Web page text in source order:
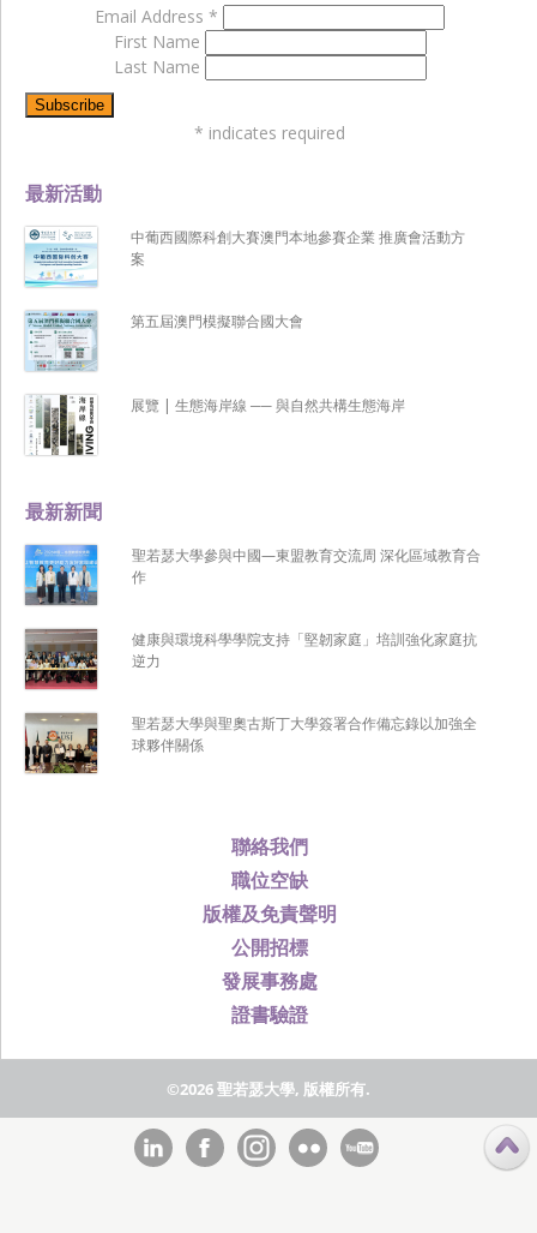
聯絡我們
職位空缺
版權及免責聲明
公開招標
發展事務處
證書驗證
最新新聞
聖若瑟大學參與中國—東盟教育交流周 深化區域教育合
作
健康與環境科學學院支持「堅韌家庭」培訓強化家庭抗
逆力
聖若瑟大學與聖奧古斯丁大學簽署合作備忘錄以加強全
球夥伴關係
最新活動
中葡西國際科創大賽澳門本地參賽企業 推廣會活動方
案
第五屆澳門模擬聯合國大會
展覽 | 生態海岸線 ── 與自然共構生態海岸
Email Address *
First Name
Last Name
* indicates required
©2026 聖若瑟大學, 版權所有.